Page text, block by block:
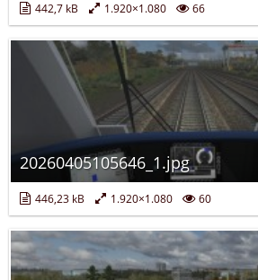
442,7 kB 1.920×1.080 66
20260405105646_1.jpg
446,23 kB 1.920×1.080 60